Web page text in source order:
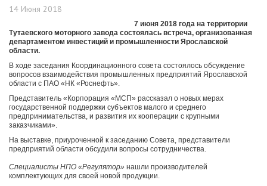
14 Июня 2018
7 июня 2018 года на территории
Тутаевского моторного завода состоялась встреча, организованная
департаментом инвестиций и промышленности Ярославской
области.
В ходе заседания Координационного совета состоялось обсуждение
вопросов взаимодействия промышленных предприятий Ярославской
области с ПАО «НК «Роснефть».
Представитель «Корпорация «МСП» рассказал о новых мерах
государственной поддержки субъектов малого и среднего
предпринимательства, и развития их кооперации с крупными
заказчиками».
На выставке, приуроченной к заседанию Совета, представители
предприятий области обсудили вопросы сотрудничества.
Специалисты НПО «Регулятор» нашли производителей
комплектующих для своей новой продукции.